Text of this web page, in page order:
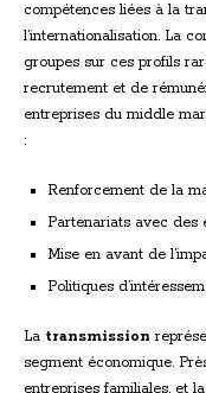
compétences liées à la
l’internationalisation. La
groupes sur ces profils
recrutement et de
entreprises du middle
:
Renforcement de la
Partenariats avec des
Mise en avant de
Politiques
La transmission
segment économique.
entreprises familiales, et